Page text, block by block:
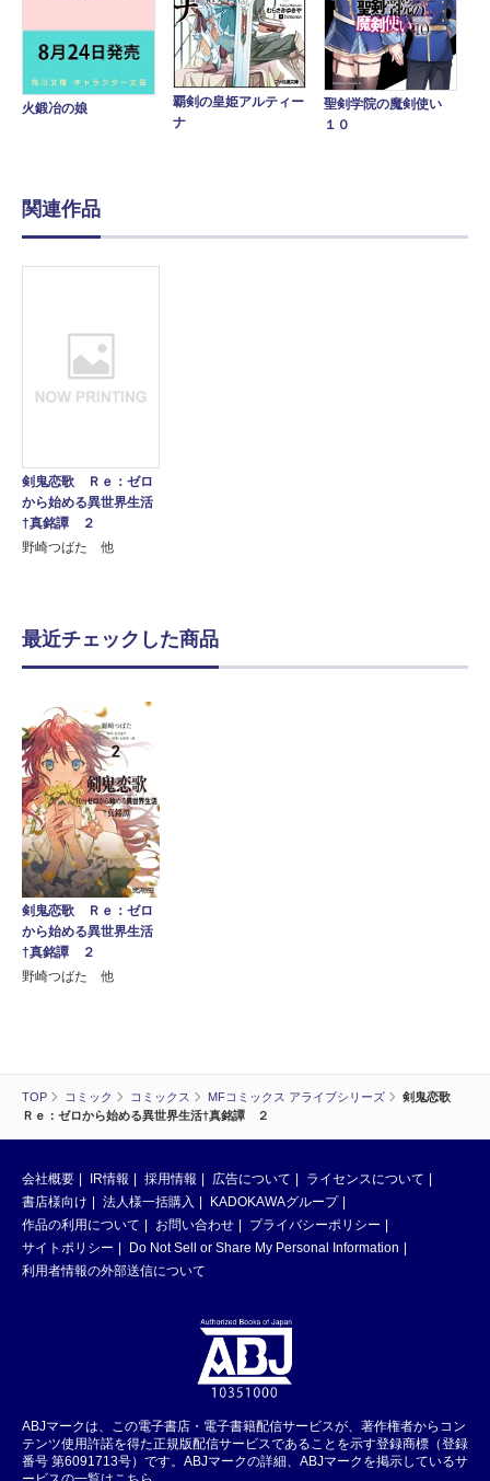
TOP コミック コミックス MFコミックス アライブシリーズ
剣鬼恋歌
Ｒｅ：ゼロから始める異世界生活†真銘譚 ２
火鍛冶の娘
覇剣の皇姫アルティー
ナ
聖剣学院の魔剣使い
１０
関連作品
剣鬼恋歌 Ｒｅ：ゼロ
から始める異世界生活
†真銘譚 ２
野崎つばた 他
最近チェックした商品
剣鬼恋歌 Ｒｅ：ゼロ
から始める異世界生活
†真銘譚 ２
野崎つばた 他
会社概要 IR情報 採用情報 広告について
ライセンスについて
書店様向け
法人様一括購入
KADOKAWAグループ
作品の利用について
お問い合わせ
プライバシーポリシー
サイトポリシー
Do Not Sell or Share My Personal Information
利用者情報の外部送信について
ABJマークは、この電子書店・電子書籍配信サービスが、著作権者からコン
テンツ使用許諾を得た正規版配信サービスであることを示す登録商標（登録
番号 第6091713号）です。ABJマークの詳細、ABJマークを掲示しているサ